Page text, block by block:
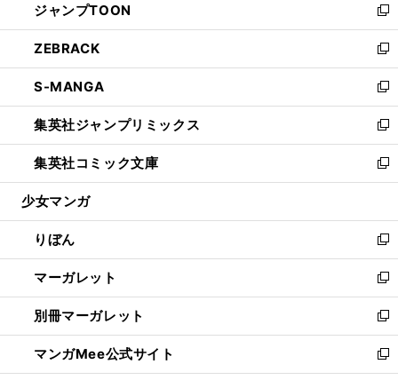
く
で
開
く
ド
ウ
で
開
く
ィ
ン
ド
ウ
で
開
く
い
ウ
ィ
ン
ド
ウ
で
開
く
ジャンプTOON
新
し
い
ウ
ィ
ン
ド
ウ
で
開
ZEBRACK
新
し
い
ウ
ィ
ン
ド
ウ
開
く
S-MANGA
新
し
い
ウ
ィ
ン
ウ
で
開
く
集英社ジャンプリミックス
新
し
い
ウ
ン
ド
ウ
で
開
く
集英社コミック文庫
新
し
ウ
ィ
ン
ド
ウ
で
開
く
少女マンガ
りぼん
新
し
い
ウ
ィ
ン
ド
ウ
マーガレット
新
し
い
ウ
ィ
ン
別冊マーガレット
新
し
い
ウ
マンガMee公式サイト
新
し